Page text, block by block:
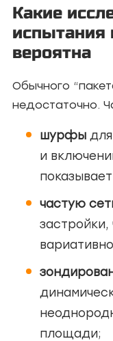
Какие
испытания
вероятна
Обычного
недостаточно.
шурфы
и
частую
застройки,
площади;